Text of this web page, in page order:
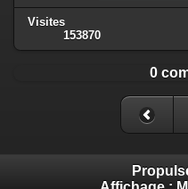
Visites
153870
0